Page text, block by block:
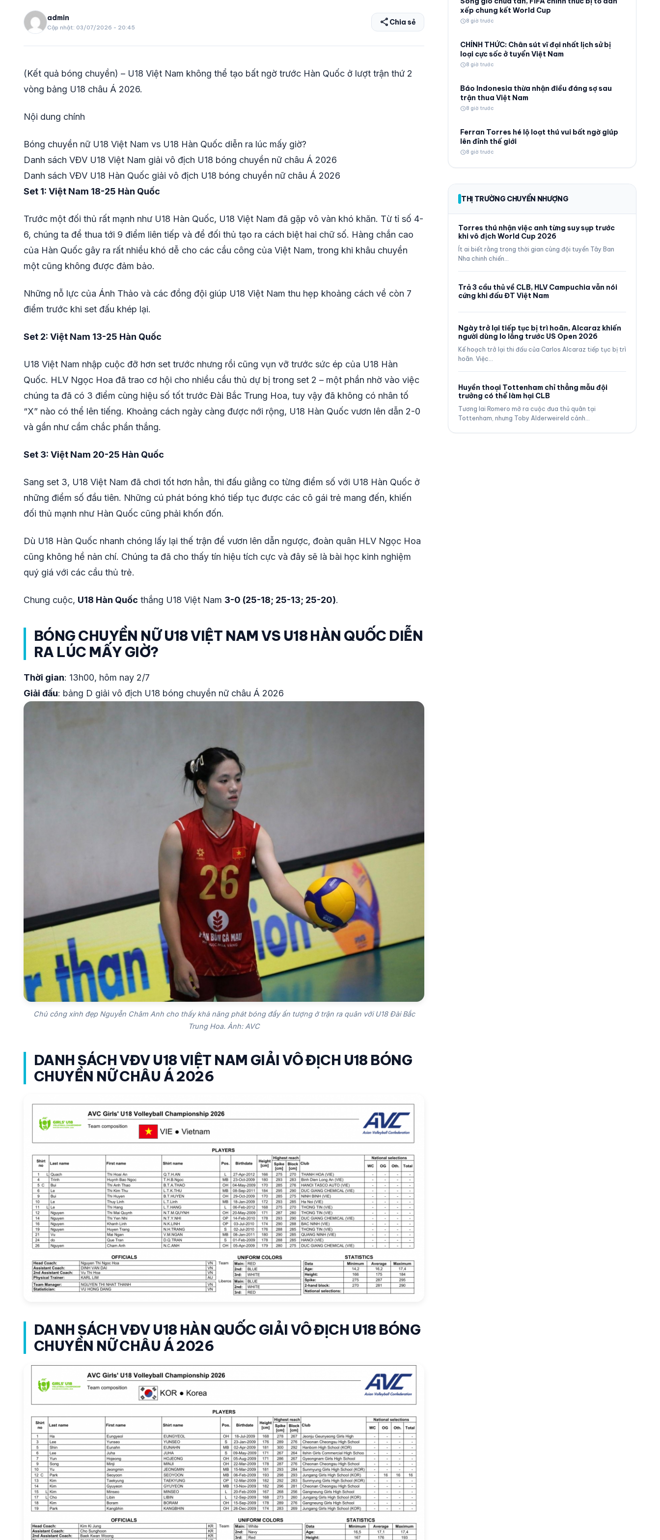
VIDEO
mail
admin
Cập nhật: 03/07/2026 - 20:45 share Chia sẻ
(Kết quả bóng chuyền) – U18 Việt Nam không thể tạo bất ngờ trước Hàn Quốc ở lượt trận thứ 2
vòng bảng U18 châu Á 2026.
Nội dung chính
Bóng chuyền nữ U18 Việt Nam vs U18 Hàn Quốc diễn ra lúc mấy giờ?
Danh sách VĐV U18 Việt Nam giải vô địch U18 bóng chuyền nữ châu Á 2026
Danh sách VĐV U18 Hàn Quốc giải vô địch U18 bóng chuyền nữ châu Á 2026
Set 1: Việt Nam 18-25 Hàn Quốc
Trước một đối thủ rất mạnh như U18 Hàn Quốc, U18 Việt Nam đã gặp vô vàn khó khăn. Từ tỉ số 4-
6, chúng ta để thua tới 9 điểm liên tiếp và để đối thủ tạo ra cách biệt hai chữ số. Hàng chắn cao
của Hàn Quốc gây ra rất nhiều khó dễ cho các cầu công của Việt Nam, trong khi khâu chuyền
một cũng không được đảm bảo.
Những nỗ lực của Ánh Thảo và các đồng đội giúp U18 Việt Nam thu hẹp khoảng cách về còn 7
điểm trước khi set đấu khép lại.
Set 2: Việt Nam 13-25 Hàn Quốc
U18 Việt Nam nhập cuộc đỡ hơn set trước nhưng rồi cũng vụn vỡ trước sức ép của U18 Hàn
Quốc. HLV Ngọc Hoa đã trao cơ hội cho nhiều cầu thủ dự bị trong set 2 – một phần nhờ vào việc
chúng ta đã có 3 điểm cùng hiệu số tốt trước Đài Bắc Trung Hoa, tuy vậy đã không có nhân tố
“X” nào có thể lên tiếng. Khoảng cách ngày càng được nới rộng, U18 Hàn Quốc vươn lên dẫn 2-0
và gần như cầm chắc phần thắng.
Set 3: Việt Nam 20-25 Hàn Quốc
Sang set 3, U18 Việt Nam đã chơi tốt hơn hẳn, thi đấu giằng co từng điểm số với U18 Hàn Quốc ở
những điểm số đầu tiên. Những cú phát bóng khó tiếp tục được các cô gái trẻ mang đến, khiến
đối thủ mạnh như Hàn Quốc cũng phải khốn đốn.
Dù U18 Hàn Quốc nhanh chóng lấy lại thế trận để vươn lên dẫn ngược, đoàn quân HLV Ngọc Hoa
cũng không hề nản chí. Chúng ta đã cho thấy tín hiệu tích cực và đây sẽ là bài học kinh nghiệm
quý giá với các cầu thủ trẻ.
Chung cuộc, U18 Hàn Quốc thắng U18 Việt Nam 3-0 (25-18; 25-13; 25-20).
BÓNG CHUYỀN NỮ U18 VIỆT NAM VS U18 HÀN QUỐC DIỄN
RA LÚC MẤY GIỜ?
Thời gian: 13h00, hôm nay 2/7
Giải đấu: bảng D giải vô địch U18 bóng chuyền nữ châu Á 2026
Chủ công xinh đẹp Nguyễn Châm Anh cho thấy khả năng phát bóng đầy ấn tượng ở trận ra quân với U18 Đài Bắc
Trung Hoa. Ảnh: AVC
DANH SÁCH VĐV U18 VIỆT NAM GIẢI VÔ ĐỊCH U18 BÓNG
CHUYỀN NỮ CHÂU Á 2026
DANH SÁCH VĐV U18 HÀN QUỐC GIẢI VÔ ĐỊCH U18 BÓNG
CHUYỀN NỮ CHÂU Á 2026
xếp chung kết World Cup
schedule8 giờ trước
CHÍNH THỨC: Chân sút vĩ đại nhất lịch sử bị
loại cực sốc ở tuyển Việt Nam
schedule8 giờ trước
Báo Indonesia thừa nhận điều đáng sợ sau
trận thua Việt Nam
schedule8 giờ trước
Ferran Torres hé lộ loạt thú vui bất ngờ giúp
lên đỉnh thế giới
schedule8 giờ trước
THỊ TRƯỜNG CHUYỂN NHƯỢNG
Torres thú nhận việc anh từng suy sụp trước
khi vô địch World Cup 2026
Ít ai biết rằng trong thời gian cùng đội tuyển Tây Ban
Nha chinh chiến…
Trả 3 cầu thủ về CLB, HLV Campuchia vẫn nói
cứng khi đấu ĐT Việt Nam
Ngày trở lại tiếp tục bị trì hoãn, Alcaraz khiến
người dùng lo lắng trước US Open 2026
Kế hoạch trở lại thi đấu của Carlos Alcaraz tiếp tục bị trì
hoãn. Việc…
Huyền thoại Tottenham chỉ thẳng mẫu đội
trưởng có thể làm hại CLB
Tương lai Romero mở ra cuộc đua thủ quân tại
Tottenham, nhưng Toby Alderweireld cảnh…